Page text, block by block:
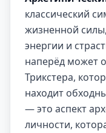
классический
жизненной
энергии и
наперёд может
Трикстера,
находит
— это аспект
личности,